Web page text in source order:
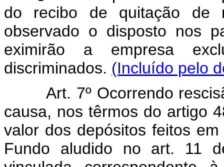
do recibo de quitação de
observado o disposto nos
eximirão a empresa
discriminados. (Incluído pelo
Art. 7º Ocorrendo
causa, nos têrmos do artigo
valor dos depósitos feitos
Fundo aludido no art. 11